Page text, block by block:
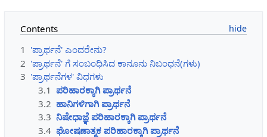
Contents
1 'ಪ್ರಾರ್ಥನೆ' ಎಂದರೇನು?
2 'ಪ್ರಾರ್ಥನೆ' ಗೆ ಸಂಬಂಧಿಸಿದ ಕಾನೂನು ನಿಬಂಧನೆ(ಗಳು)
3 'ಪ್ರಾರ್ಥನೆಗಳ' ವಿಧಗಳು
3.1 ಪರಿಹಾರಕ್ಕಾಗಿ ಪ್ರಾರ್ಥನೆ
3.2 ಹಾನಿಗಳಿಗಾಗಿ ಪ್ರಾರ್ಥನೆ
3.3 ನಿಷೇಧಾಜ್ಞೆ ಪರಿಹಾರಕ್ಕಾಗಿ ಪ್ರಾರ್ಥನೆ
3.4 ಘೋಷಣಾತ್ಮಕ ಪರಿಹಾರಕ್ಕಾಗಿ ಪ್ರಾರ್ಥನೆ